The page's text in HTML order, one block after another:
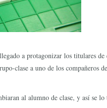
a protagonizar los titulares
clase a uno de los compañeros
al alumno de clase, y así se